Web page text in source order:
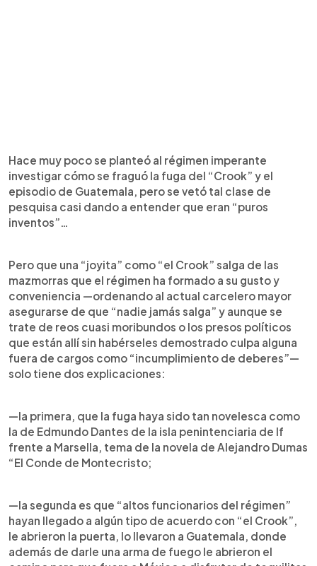
Hace muy poco se planteó al régimen imperante
investigar cómo se fraguó la fuga del “Crook” y el
episodio de Guatemala, pero se vetó tal clase de
pesquisa casi dando a entender que eran “puros
inventos”…
Pero que una “joyita” como “el Crook” salga de las
mazmorras que el régimen ha formado a su gusto y
conveniencia —ordenando al actual carcelero mayor
asegurarse de que “nadie jamás salga” y aunque se
trate de reos cuasi moribundos o los presos políticos
que están allí sin habérseles demostrado culpa alguna
fuera de cargos como “incumplimiento de deberes”—
solo tiene dos explicaciones:
—la primera, que la fuga haya sido tan novelesca como
la de Edmundo Dantes de la isla penintenciaria de If
frente a Marsella, tema de la novela de Alejandro Dumas
“El Conde de Montecristo;
—la segunda es que “altos funcionarios del régimen”
hayan llegado a algún tipo de acuerdo con “el Crook”,
le abrieron la puerta, lo llevaron a Guatemala, donde
además de darle una arma de fuego le abrieron el